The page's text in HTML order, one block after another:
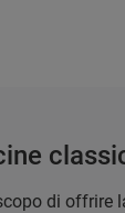
di offrire